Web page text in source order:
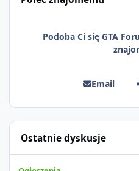
Podoba Ci się GTA
Email
Ostatnie dyskusje